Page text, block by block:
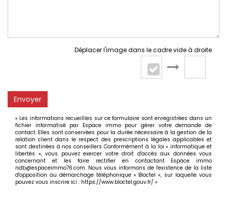
Déplacer l'image dans le cadre vide à droite
Envoyer
« Les informations recueillies sur ce formulaire sont enregistrées dans un
fichier informatisé par Espace immo pour gérer votre demande de
contact. Elles sont conservées pour la durée nécessaire à la gestion de la
relation client dans le respect des prescriptions légales applicables et
sont destinées à nos conseillers Conformément à la loi « informatique et
libertés », vous pouvez exercer votre droit d'accès aux données vous
concernant et les faire rectifier en contactant Espace immo
ndb@espaceimmo76.com. Nous vous informons de l'existence de la liste
d'opposition au démarchage téléphonique « Bloctel », sur laquelle vous
pouvez vous inscrire ici : https://www.bloctel.gouv.fr/ »